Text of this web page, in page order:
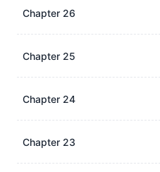
Chapter 26
Chapter 25
Chapter 24
Chapter 23